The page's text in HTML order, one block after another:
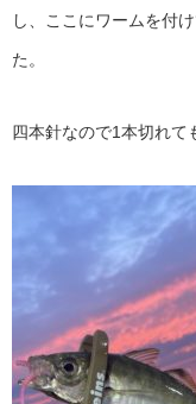
し、ここにワームを付
た。
四本針なので1本切れ